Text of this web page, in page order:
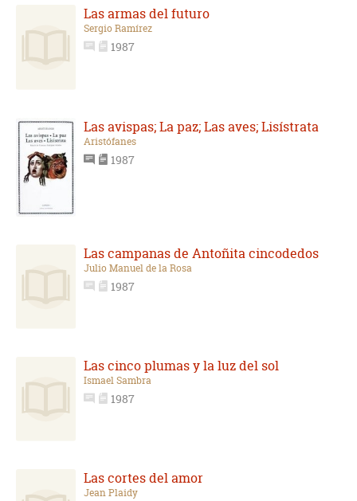
Las armas del futuro
Sergio Ramírez
1987
Las avispas; La paz; Las aves; Lisístrata
Aristófanes
1987
Las campanas de Antoñita cincodedos
Julio Manuel de la Rosa
1987
Las cinco plumas y la luz del sol
Ismael Sambra
1987
Las cortes del amor
Jean Plaidy